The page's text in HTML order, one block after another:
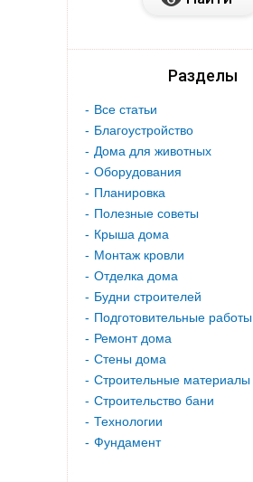
Разделы
Все статьи
Благоустройство
Дома для животных
Оборудования
Планировка
Полезные советы
Крыша дома
Монтаж кровли
Отделка дома
Будни строителей
Подготовительные работы
Ремонт дома
Стены дома
Строительные материалы
Строительство бани
Технологии
Фундамент